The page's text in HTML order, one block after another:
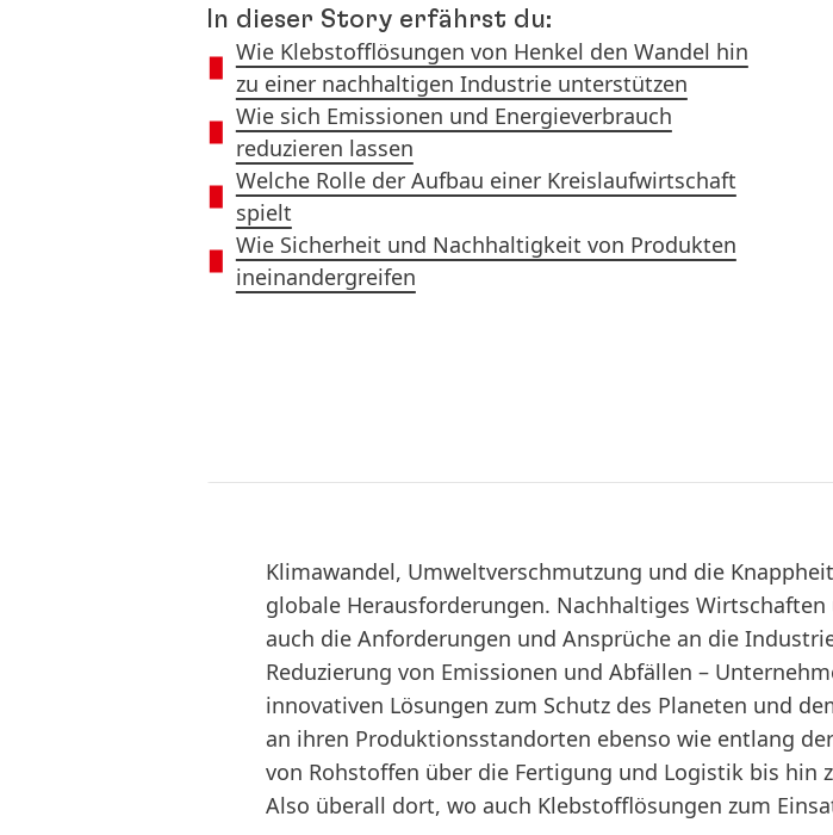
In dieser Story erfährst du:
Wie Klebstofflösungen von Henkel den Wandel hin
zu einer nachhaltigen Industrie unterstützen
Wie sich Emissionen und Energieverbrauch
reduzieren lassen
Welche Rolle der Aufbau einer Kreislaufwirtschaft
spielt
Wie Sicherheit und Nachhaltigkeit von Produkten
ineinandergreifen
Klimawandel, Umweltverschmutzung und die
globale Herausforderungen. Nachhaltiges
auch die Anforderungen und Ansprüche an die
Reduzierung von Emissionen und Abfällen –
innovativen Lösungen zum Schutz des Planeten und
an ihren Produktionsstandorten ebenso wie entlang
von Rohstoffen über die Fertigung und Logistik bis hin
Also überall dort, wo auch Klebstofflösungen zum